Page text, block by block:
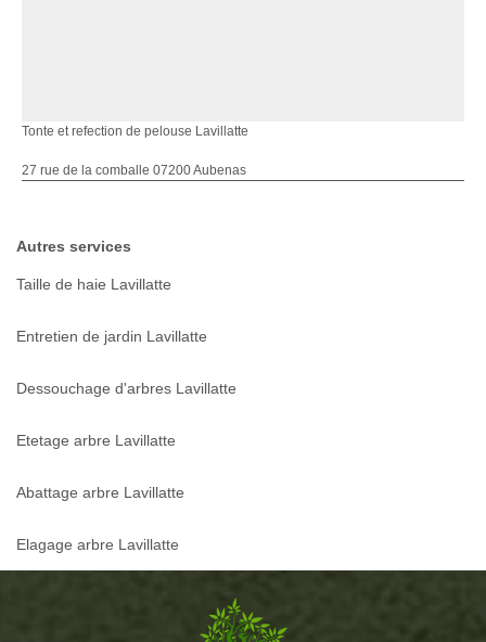
Tonte et refection de pelouse Lavillatte
27 rue de la comballe 07200 Aubenas
Autres services
Taille de haie Lavillatte
Entretien de jardin Lavillatte
Dessouchage d'arbres Lavillatte
Etetage arbre Lavillatte
Abattage arbre Lavillatte
Elagage arbre Lavillatte